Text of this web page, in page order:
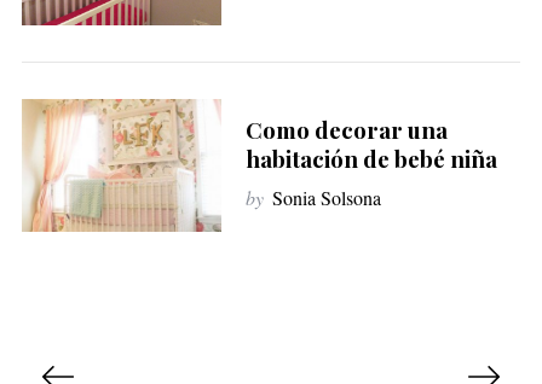
Como decorar una
habitación de bebé niña
by Sonia Solsona